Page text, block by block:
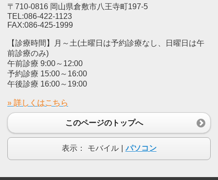
〒710-0816 岡山県倉敷市八王寺町197-5
TEL:086-422-1123
FAX:086-425-1999
【診療時間】月～土(土曜日は予約診療なし、日曜日は午
前診療のみ)
午前診療 9:00～12:00
予約診療 15:00～16:00
午後診療 16:00～19:00
» 詳しくはこちら
このページのトップへ
表示： モバイル パソコン